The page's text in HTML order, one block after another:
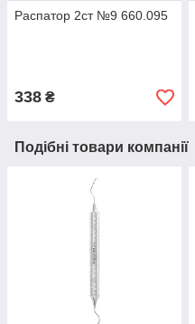
Распатор 2ст №9 660.095
338 ₴
Подібні товари компанії